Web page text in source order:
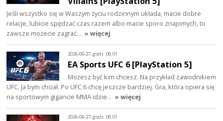
Jeśli wszystko się w Waszym życiu rodzinnym układa, macie dobre
relacje, lubicie spędzać czas razem albo macie sporo znajomych, to
zawsze możecie zagrać… » więcej
2026-06-27, godz. 08:01
EA Sports UFC 6 [PlayStation 5]
Możesz być kim chcesz. Na przykład zawodnikiem
UFC. Ja bym chciał. Po UFC 6 chcę jeszcze bardziej. Gra, która opiera się
na sportowym gigancie MMA idzie… » więcej
2026-06-27, godz. 08:01